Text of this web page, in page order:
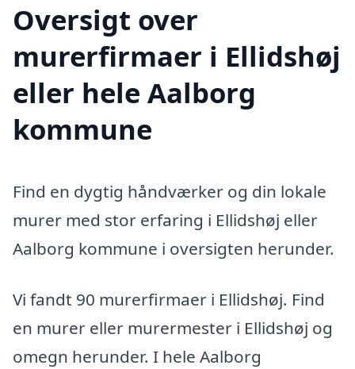
Oversigt over
murerfirmaer i Ellidshøj
eller hele Aalborg
kommune
Find en dygtig håndværker og din lokale
murer med stor erfaring i Ellidshøj eller
Aalborg kommune i oversigten herunder.
Vi fandt 90 murerfirmaer i Ellidshøj. Find
en murer eller murermester i Ellidshøj og
omegn herunder. I hele Aalborg